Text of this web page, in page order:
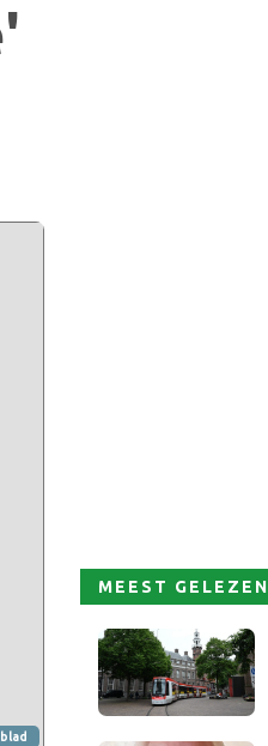
MEEST GELEZEN